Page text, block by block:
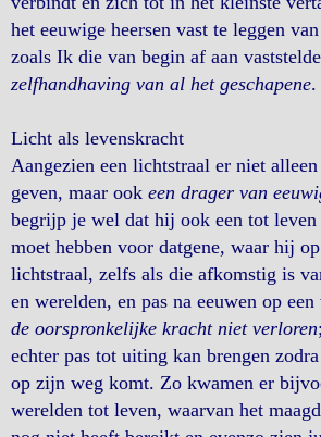
het eeuwige heersen vast te leggen
zoals Ik die van begin af aan
zelfhandhaving van al het geschapene.
Licht als levenskracht
Aangezien een lichtstraal er niet
geven, maar ook een drager van
begrijp je wel dat hij ook een tot
moet hebben voor datgene, waar hij
lichtstraal, zelfs als die afkomstig is
en werelden, en pas na eeuwen op
de oorspronkelijke kracht niet verloren
echter pas tot uiting kan brengen
op zijn weg komt. Zo kwamen er
werelden tot leven, waarvan het